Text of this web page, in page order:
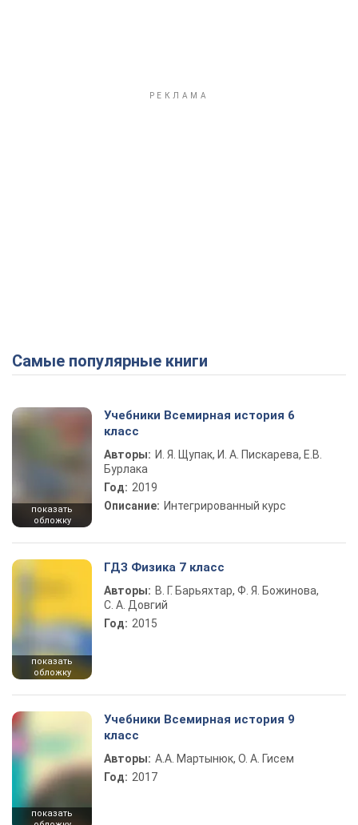
Самые популярные книги
показать
обложку
Учебники Всемирная история 6
класс
Авторы: И. Я. Щупак, И. А. Пискарева, Е.В.
Бурлака
Год: 2019
Описание: Интегрированный курс
показать
обложку
ГДЗ Физика 7 класс
Авторы: В. Г. Барьяхтар, Ф. Я. Божинова,
С. А. Довгий
Год: 2015
показать
Учебники Всемирная история 9
класс
Авторы: А.А. Мартынюк, О. А. Гисем
Год: 2017